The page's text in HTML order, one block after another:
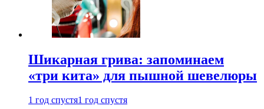
Шикарная грива: запоминаем
«три кита» для пышной шевелюры
1 год спустя1 год спустя